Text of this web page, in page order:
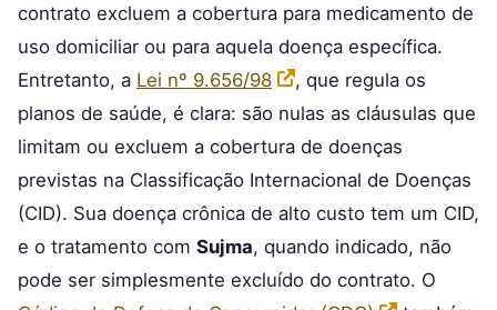
contrato excluem a cobertura para medicamento de
uso domiciliar ou para aquela doença específica.
Entretanto, a Lei nº 9.656/98
, que regula os
planos de saúde, é clara: são nulas as cláusulas que
limitam ou excluem a cobertura de doenças
previstas na Classificação Internacional de Doenças
(CID). Sua doença crônica de alto custo tem um CID,
e o tratamento com Sujma, quando indicado, não
pode ser simplesmente excluído do contrato. O